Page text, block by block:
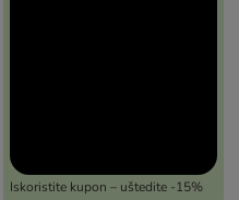
Iskoristite kupon – uštedite -15%